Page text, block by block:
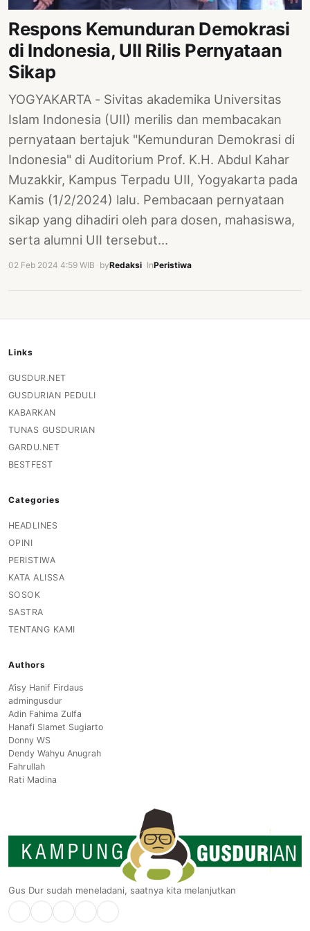
Respons Kemunduran Demokrasi
di Indonesia, UII Rilis Pernyataan
Sikap
YOGYAKARTA - Sivitas akademika Universitas
Islam Indonesia (UII) merilis dan membacakan
pernyataan bertajuk "Kemunduran Demokrasi di
Indonesia" di Auditorium Prof. K.H. Abdul Kahar
Muzakkir, Kampus Terpadu UII, Yogyakarta pada
Kamis (1/2/2024) lalu. Pembacaan pernyataan
sikap yang dihadiri oleh para dosen, mahasiswa,
serta alumni UII tersebut…
02 Feb 2024 4:59 WIB byRedaksi InPeristiwa
Links
GUSDUR.NET
GUSDURIAN PEDULI
KABARKAN
TUNAS GUSDURIAN
GARDU.NET
BESTFEST
Categories
HEADLINES
OPINI
PERISTIWA
KATA ALISSA
SOSOK
SASTRA
TENTANG KAMI
Authors
A’isy Hanif Firdaus
admingusdur
Adin Fahima Zulfa
Hanafi Slamet Sugiarto
Donny WS
Dendy Wahyu Anugrah
Fahrullah
Rati Madina
Gus Dur sudah meneladani, saatnya kita melanjutkan